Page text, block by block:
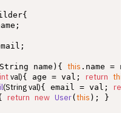
name){
this .name =
int val){ age = val; return this
(String val){ email = val;
return new User( this ); }